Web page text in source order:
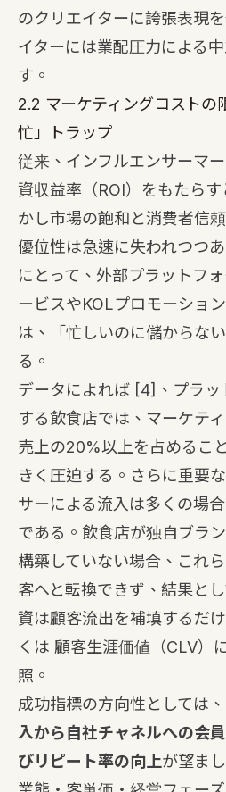
のクリエイターに誇張表現
イターには業配圧力による
す。
2.2 マーケティングコストの
忙」トラップ
従来、インフルエンサーマ
資収益率（ROI）をもたら
かし市場の飽和と消費者信
優位性は急速に失われつつ
にとって、外部プラットフ
ービスやKOLプロモーショ
は、「忙しいのに儲からな
る。
データによれば [4] 、プラ
する飲食店では、マーケテ
売上の20%以上を占めるこ
きく圧迫する。さらに重要
サーによる流入は多くの場
である。飲食店が独自ブラ
構築していない場合、これ
客へと転換できず、結果と
資は顧客流出を補填するだ
くは 顧客生涯価値（CLV）
照。
成功指標の方向性としては、
入から自社チャネルへの会
びリピート率の向上が望ま